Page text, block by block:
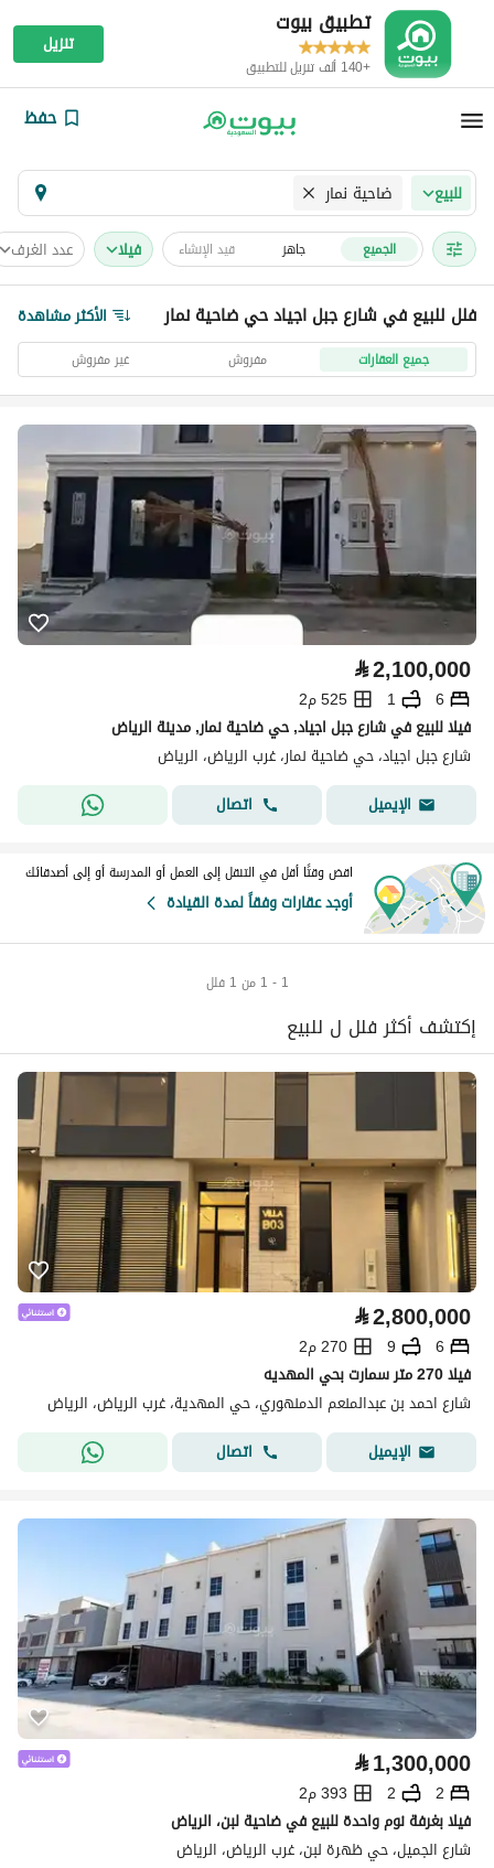
تطبيق بيوت
+140 ألف تنزيل للتطبيق
تنزيل
حفظ
للبيع ضاحية نمار
الجميع جاهز قيد الإنشاء فیلا عدد الغرف
فلل للبيع في شارع جبل اجياد حي ضاحية نمار الأكثر مشاهدة
جميع العقارات مفروش غير مفروش
⃁2,100,000
6
1
525 م2
فيلا للبيع في شارع جبل اجياد, حي ضاحية نمار, مدينة الرياض
شارع جبل اجياد، حي ضاحية نمار، غرب الرياض، الرياض
الإيميل
اتصال
اقض وقتًا أقل في التنقل إلى العمل أو المدرسة أو إلى أصدقائك
أوجد عقارات وفقاً لمدة القيادة
1 - 1 من 1 فلل
إكتشف أكثر فلل ل للبيع
⃁2,800,000
6
9
270 م2
فيلا 270 متر سمارت بحي المهديه
شارع احمد بن عبدالمنعم الدمنهوري، حي المهدية، غرب الرياض، الرياض
الإيميل
اتصال
⃁1,300,000
2
2
393 م2
فيلا بغرفة نوم واحدة للبيع في ضاحية لبن، الرياض
شارع الجميل، حي ظهرة لبن، غرب الرياض، الرياض